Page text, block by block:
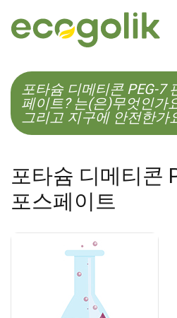
EN
포타슘 디메티콘 PEG-7
페이트? 는(은)무엇인가
그리고 지구에 안전한가
포타슘 디메티콘
포스페이트